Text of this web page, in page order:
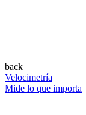
back
Velocimetría
Mide lo que importa